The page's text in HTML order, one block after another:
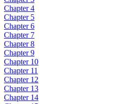
Chapter 4
Chapter 5
Chapter 6
Chapter 7
Chapter 8
Chapter 9
Chapter 10
Chapter 11
Chapter 12
Chapter 13
Chapter 14